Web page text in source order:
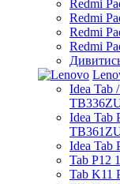
Redmi
Redmi
Redmi
Redmi
Idea Tab
Idea Tab
Idea Tab
Tab P12
Tab K11